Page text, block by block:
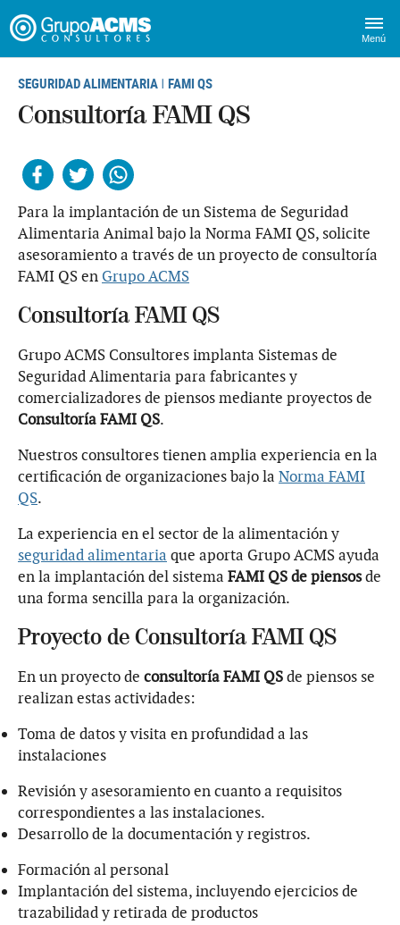
Menú
SEGURIDAD ALIMENTARIA | FAMI QS
Consultoría FAMI QS
FacebookTwitter Whatsapp
Para la implantación de un Sistema de Seguridad
Alimentaria Animal bajo la Norma FAMI QS, solicite
asesoramiento a través de un proyecto de consultoría
FAMI QS en Grupo ACMS
Consultoría FAMI QS
Grupo ACMS Consultores implanta Sistemas de
Seguridad Alimentaria para fabricantes y
comercializadores de piensos mediante proyectos de
Consultoría FAMI QS.
Nuestros consultores tienen amplia experiencia en la
certificación de organizaciones bajo la Norma FAMI
QS.
La experiencia en el sector de la alimentación y
seguridad alimentaria que aporta Grupo ACMS ayuda
en la implantación del sistema FAMI QS de piensosde
una forma sencilla para la organización.
Proyecto de Consultoría FAMI QS
En un proyecto de consultoría FAMI QSde piensos se
realizan estas actividades:
Toma de datos y visita en profundidad a las
instalaciones
Revisión y asesoramiento en cuanto a requisitos
correspondientes a las instalaciones.
Desarrollo de la documentación y registros.
Formación al personal
Implantación del sistema, incluyendo ejercicios de
trazabilidad y retirada de productos